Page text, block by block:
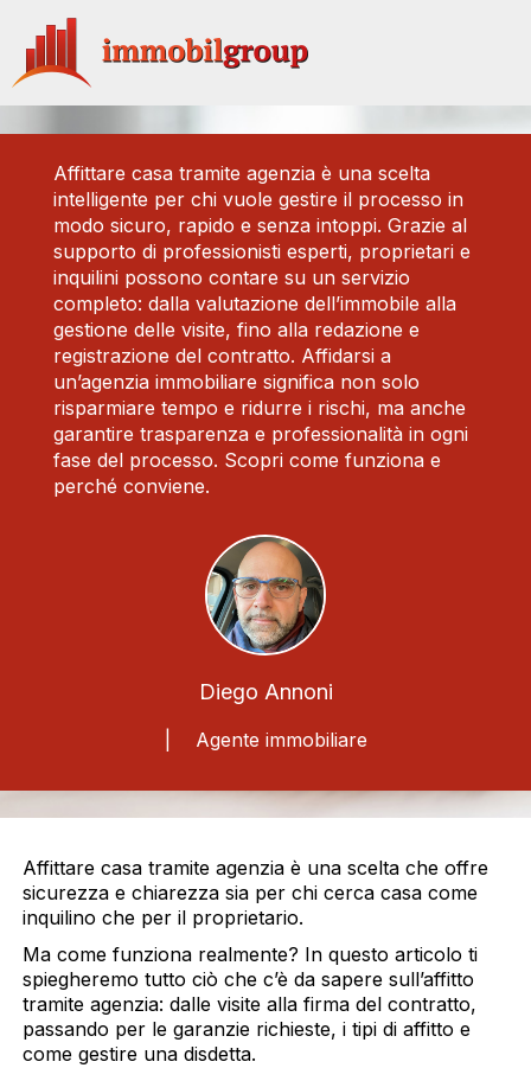
contenuto
Affittare casa tramite agenzia è una scelta
intelligente per chi vuole gestire il processo in
modo sicuro, rapido e senza intoppi. Grazie al
supporto di professionisti esperti, proprietari e
inquilini possono contare su un servizio
completo: dalla valutazione dell’immobile alla
gestione delle visite, fino alla redazione e
registrazione del contratto. Affidarsi a
un’agenzia immobiliare significa non solo
risparmiare tempo e ridurre i rischi, ma anche
garantire trasparenza e professionalità in ogni
fase del processo. Scopri come funziona e
perché conviene.
Diego Annoni
| Agente immobiliare
Affittare casa tramite agenzia è una scelta che offre
sicurezza e chiarezza sia per chi cerca casa come
inquilino che per il proprietario.
Ma come funziona realmente? In questo articolo ti
spiegheremo tutto ciò che c’è da sapere sull’affitto
tramite agenzia: dalle visite alla firma del contratto,
passando per le garanzie richieste, i tipi di affitto e
come gestire una disdetta.